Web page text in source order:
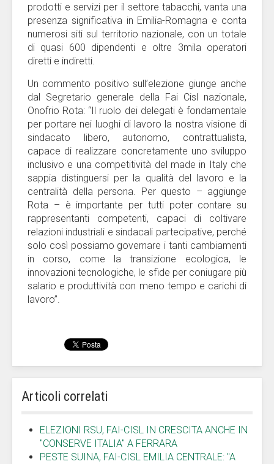
prodotti e servizi per il settore tabacchi, vanta una
presenza significativa in Emilia-Romagna e conta
numerosi siti sul territorio nazionale, con un totale
di quasi 600 dipendenti e oltre 3mila operatori
diretti e indiretti.
Un commento positivo sull’elezione giunge anche
dal Segretario generale della Fai Cisl nazionale,
Onofrio Rota: “Il ruolo dei delegati è fondamentale
per portare nei luoghi di lavoro la nostra visione di
sindacato libero, autonomo, contrattualista,
capace di realizzare concretamente uno sviluppo
inclusivo e una competitività del made in Italy che
sappia distinguersi per la qualità del lavoro e la
centralità della persona. Per questo – aggiunge
Rota – è importante per tutti poter contare su
rappresentanti competenti, capaci di coltivare
relazioni industriali e sindacali partecipative, perché
solo così possiamo governare i tanti cambiamenti
in corso, come la transizione ecologica, le
innovazioni tecnologiche, le sfide per coniugare più
salario e produttività con meno tempo e carichi di
lavoro”.
Articoli correlati
ELEZIONI RSU, FAI-CISL IN CRESCITA ANCHE IN
"CONSERVE ITALIA" A FERRARA
PESTE SUINA, FAI-CISL EMILIA CENTRALE: "A